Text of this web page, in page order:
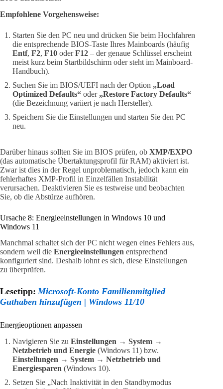
Empfohlene Vorgehensweise:
Starten Sie den PC neu und drücken Sie beim Hochfahren
die entsprechende BIOS-Taste Ihres Mainboards (häufig
Entf, F2, F10 oderF12 – der genaue Schlüssel erscheint
meist kurz beim Startbildschirm oder steht im Mainboard-
Handbuch).
Suchen Sie im BIOS/UEFI nach der Option „Load
Optimized Defaults“ oder „Restore Factory Defaults“
(die Bezeichnung variiert je nach Hersteller).
Speichern Sie die Einstellungen und starten Sie den PC
neu.
Darüber hinaus sollten Sie im BIOS prüfen, ob XMP/EXPO
(das automatische Übertaktungsprofil für RAM) aktiviert ist.
Zwar ist dies in der Regel unproblematisch, jedoch kann ein
fehlerhaftes XMP-Profil in Einzelfällen Instabilität
verursachen. Deaktivieren Sie es testweise und beobachten
Sie, ob die Abstürze aufhören.
Ursache 8: Energieeinstellungen in Windows 10 und
Windows 11
Manchmal schaltet sich der PC nicht wegen eines Fehlers aus,
sondern weil die Energieeinstellungen entsprechend
konfiguriert sind. Deshalb lohnt es sich, diese Einstellungen
zu überprüfen.
Lesetipp: Microsoft-Konto Familienmitglied
Guthaben hinzufügen | Windows 11/10
Energieoptionen anpassen
Navigieren Sie zu Einstellungen → System →
Netzbetrieb und Energie (Windows 11) bzw.
Einstellungen → System → Netzbetrieb und
Energiesparen (Windows 10).
Setzen Sie „Nach Inaktivität in den Standbymodus